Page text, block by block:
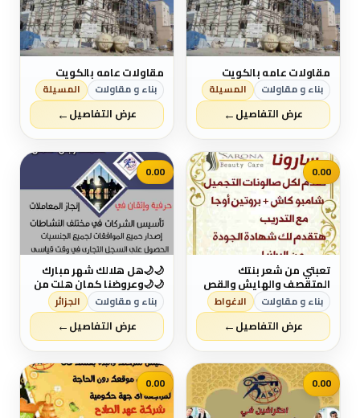
مقاولات عامه بالكويت
بناء و مقاولات المسيلة
عرض التفاصيل←
مقاولات عامه بالكويت
بناء و مقاولات المسيلة
عرض التفاصيل←
0.00
تعبتي من شعر بنتك
المتقصف والهايش والقص
مش حل 💇🏻 كاش شامبو
🧴هو الحل 🗝 بمكونات
طبيعية 100% أحصلي على
شعر ناعم وصحي🧝&zwj;♀
👧&zwj;👦 يعني إستخدميه
لبنتك وأنتى مطمئنة👌 خ...
بناء و مقاولات الاغواط
عرض التفاصيل←
0.00
🌙🌙هل هلالك شهر مبارك
🌙🌙وعروضنا كمان هلت من
شركة عهد الصلاح بالبحرين⁦
🇧🇭⁩ 💢أعاده الله عليكم
بالخير واليمن والبركات 💢 ☘
كل عام وانتم بخير ☘ لمزيد
خاص/هند محمد
بناء و مقاولات الجزائر
عرض التفاصيل←
0.00
0.00